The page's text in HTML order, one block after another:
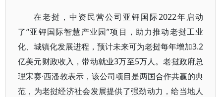
在老挝，中资民营公司亚钾国际2022年启动
了“亚钾国际智慧产业园”项目，助力推动老挝工业
化、城镇化发展进程，预计未来可为老挝每年增加3.2
亿美元财政收入，带动就业3万至5万人。老挝政府总
理宋赛·西潘敦表示，该公司项目是两国合作共赢的典
范，为老挝经济社会发展提供了强劲动力，给当地人